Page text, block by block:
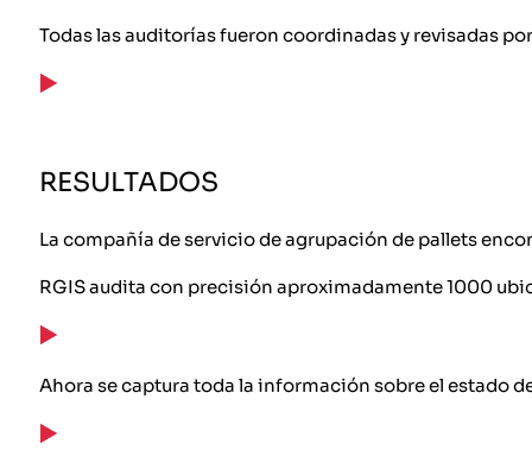
Todas las auditorías fueron coordinadas y revisadas
RESULTADOS
La compañía de servicio de agrupación de pallets
RGIS audita con precisión aproximadamente 1000
Ahora se captura toda la información sobre el estado